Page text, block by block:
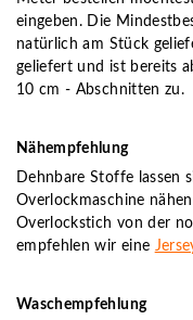
eingeben. Die
natürlich am Stück
geliefert und ist bereits
10 cm - Abschnitten zu.
Nähempfehlung
Dehnbare Stoffe lassen
Overlockmaschine
Overlockstich von der
empfehlen wir eine
Waschempfehlung